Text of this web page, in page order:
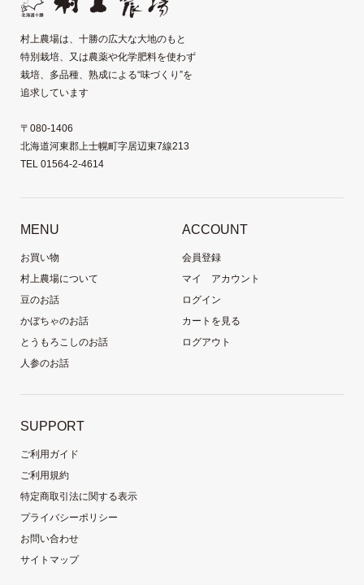
村上農場は、十勝の広大な大地のもと
特別栽培、又は農薬や化学肥料を使わず
栽培、多品種、熟成による“味づくり”を
追求しています
〒080-1406
北海道河東郡上士幌町字居辺東7線213
TEL 01564-2-4614
MENU
お買い物
村上農場について
豆のお話
かぼちゃのお話
とうもろこしのお話
人参のお話
ACCOUNT
会員登録
マイ アカウント
ログイン
カートを見る
ログアウト
SUPPORT
ご利用ガイド
ご利用規約
特定商取引法に関する表示
プライバシーポリシー
お問い合わせ
サイトマップ